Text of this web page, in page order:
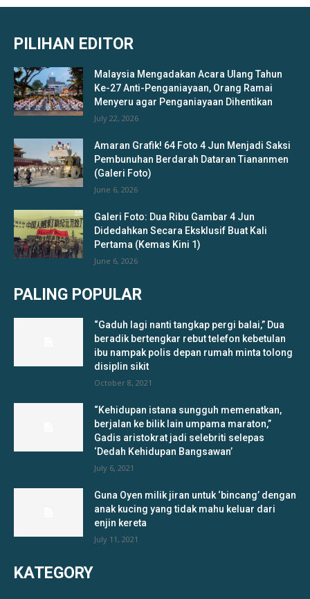
PILIHAN EDITOR
Malaysia Mengadakan Acara Ulang Tahun
Ke-27 Anti-Penganiayaan, Orang Ramai
Menyeru agar Penganiayaan Dihentikan
July 22, 2026
Amaran Grafik! 64 Foto 4 Jun Menjadi Saksi
Pembunuhan Berdarah Dataran Tiananmen
(Galeri Foto)
June 6, 2026
Galeri Foto: Dua Ribu Gambar 4 Jun
Didedahkan Secara Eksklusif Buat Kali
Pertama (Kemas Kini 1)
June 6, 2026
PALING POPULAR
“Gaduh lagi nanti tangkap pergi balai,” Dua
beradik bertengkar rebut telefon kebetulan
ibu nampak polis depan rumah minta tolong
disiplin sikit
October 8, 2021
“Kehidupan istana sungguh memenatkan,
berjalan ke bilik lain umpama maraton,”
Gadis aristokrat jadi selebriti selepas
‘Dedah Kehidupan Bangsawan’
July 6, 2021
Guna Oyen milik jiran untuk ‘bincang’ dengan
anak kucing yang tidak mahu keluar dari
enjin kereta
July 11, 2021
KATEGORY